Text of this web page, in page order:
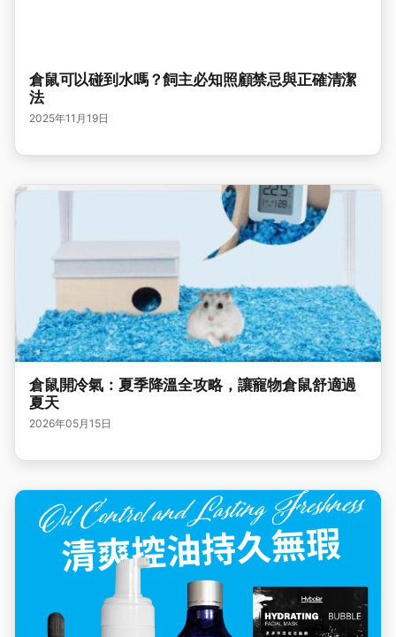
倉鼠可以碰到水嗎？飼主必知照顧禁忌與正確清潔
法
2025年11月19日
倉鼠開冷氣：夏季降溫全攻略，讓寵物倉鼠舒適過
夏天
2026年05月15日